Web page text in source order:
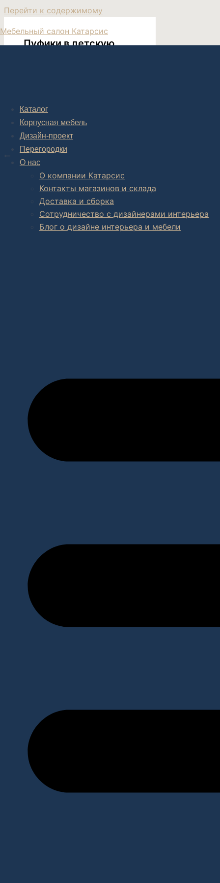
Перейти к содержимому
Мебельный салон Катарсис
Каталог
Корпусная мебель
Дизайн-проект
Перегородки
О нас
О компании Катарсис
Контакты магазинов и склада
Доставка и сборка
Сотрудничество с дизайнерами интерьера
Блог о дизайне интерьера и мебели
Пуфики в детскую
Post navigation
НАЗАД
Пуф Пони дизайнерский
Комплексное обустройство интерьера: замер, подготовка
интернет магазине дизайнерской